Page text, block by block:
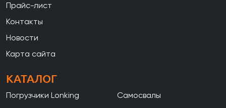
Прайс-лист
Контакты
Новости
Карта сайта
КАТАЛОГ
Погрузчики Lonking
Самосвалы